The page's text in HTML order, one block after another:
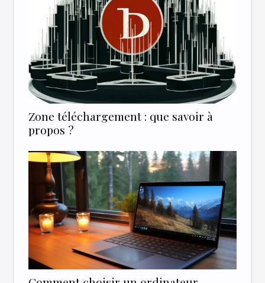
Zone téléchargement : que savoir à
propos ?